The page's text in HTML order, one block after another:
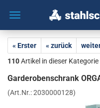
« Erster « zurück
110Artikel in dieser Kategorie
Gar­de­ro­ben­schrank
(Art.Nr.:2030000128)